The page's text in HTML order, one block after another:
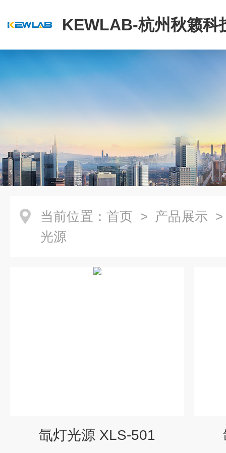
KEWLAB-杭州秋籁科
公司
当前位置： 首页 > 产品展示
光源
氙灯光源 XLS-501